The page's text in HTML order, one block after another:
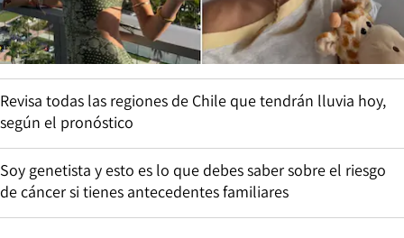
Revisa todas las regiones de Chile que tendrán lluvia hoy,
según el pronóstico
Soy genetista y esto es lo que debes saber sobre el riesgo
de cáncer si tienes antecedentes familiares